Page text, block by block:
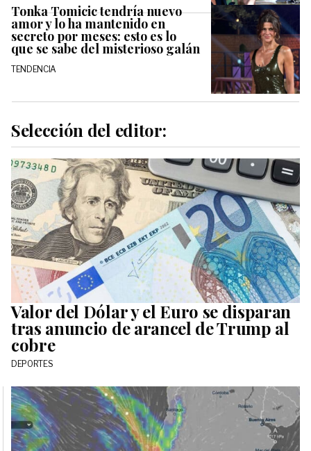
Tonka Tomicic tendría nuevo
amor y lo ha mantenido en
secreto por meses: esto es lo
que se sabe del misterioso galán
TENDENCIA
Selección del editor:
Valor del Dólar y el Euro se disparan
tras anuncio de arancel de Trump al
cobre
DEPORTES